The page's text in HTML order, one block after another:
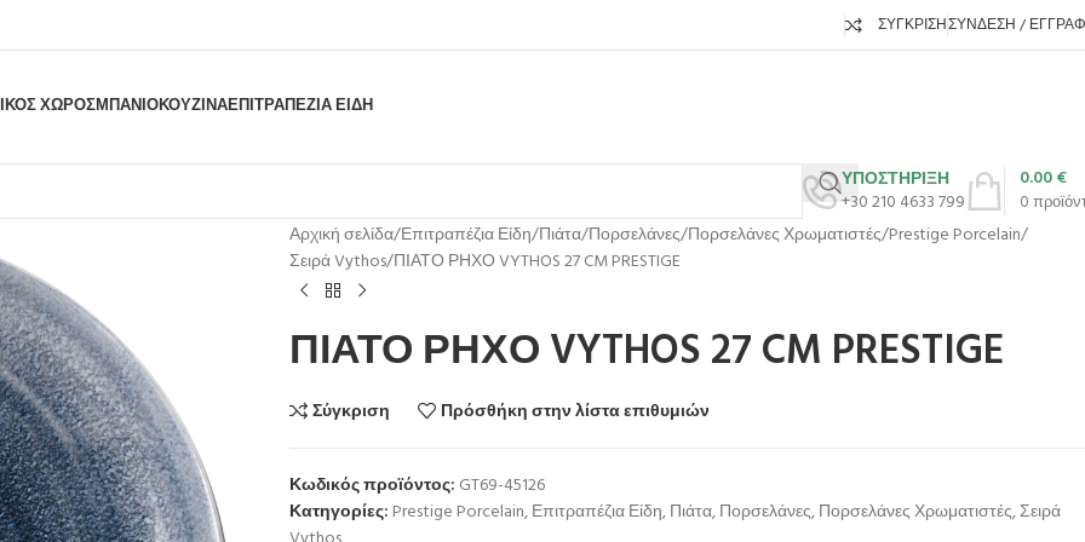
ΣΎΓΚΡΙΣΗΣΎΝΔΕΣΗ /
ΧΩΡΟΣΜΠΆΝΙΟΚΟΥΖΊΝΑΕΠΙΤΡΑΠΈΖΙΑ ΕΊΔΗ
ΥΠΟΣΤΗΡΙΞΗ
+30 210 4633 799
0
0.00€
Αρχική σελίδα Επιτραπέζια Είδη Πιάτα Πορσελάνες Πορσελάνες Χρωματιστές Prestige Porcelain
Σειρά Vythos ΠΙΑΤΟ ΡΗΧΟ VYTHOS 27 CM PRESTIGE
ΠΙΑΤΟ ΡΗΧΟ VYTHOS 27 CM PRESTIGE
Σύγκριση Πρόσθήκη στην λίστα επιθυμιών
Κωδικός προϊόντος: GT69-45126
Κατηγορίες: Prestige Porcelain,Επιτραπέζια Είδη,Πιάτα,Πορσελάνες,Πορσελάνες Χρωματιστές,Σειρά